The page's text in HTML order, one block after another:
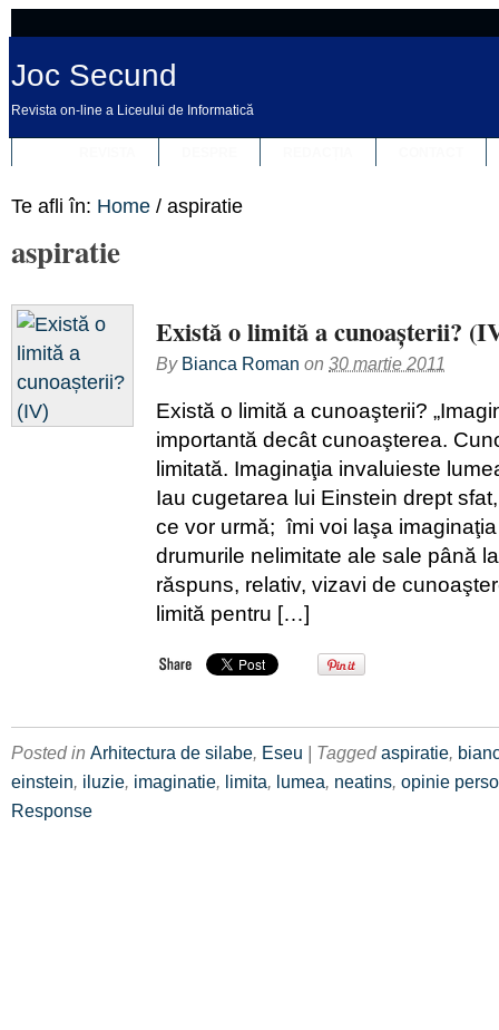
Joc Secund
Revista on-line a Liceului de Informatică
Te afli în: Home / aspiratie
aspiratie
Există o limită a cunoașterii?
By Bianca Roman on 30 martie 2011
Există o limită a cunoaşterii?
importantă decât cunoaşterea.
limitată. Imaginaţia invaluieste
Iau cugetarea lui Einstein drept
ce vor urmă; îmi voi laşa
drumurile nelimitate ale sale până
răspuns, relativ, vizavi de
limită pentru […]
Posted in Arhitectura de silabe, Eseu | Taggedaspiratie,
einstein, iluzie, imaginatie, limita, lumea, neatins, opinie
Response